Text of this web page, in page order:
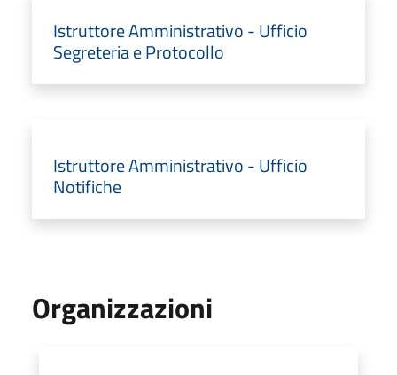
Istruttore Amministrativo - Ufficio
Segreteria e Protocollo
Istruttore Amministrativo - Ufficio
Notifiche
Organizzazioni